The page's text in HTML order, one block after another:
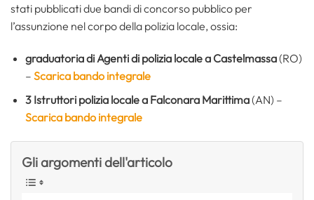
stati pubblicati due bandi di concorso pubblico per
l’assunzione nel corpo della polizia locale, ossia:
graduatoria di Agenti di polizia locale a Castelmassa(RO)
– Scarica bando integrale
3 Istruttori polizia locale a Falconara Marittima(AN) –
Scarica bando integrale
Gli argomenti dell'articolo